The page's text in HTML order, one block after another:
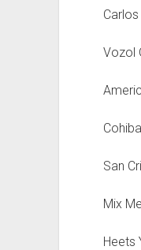
Vozol
San
Mix
Heets